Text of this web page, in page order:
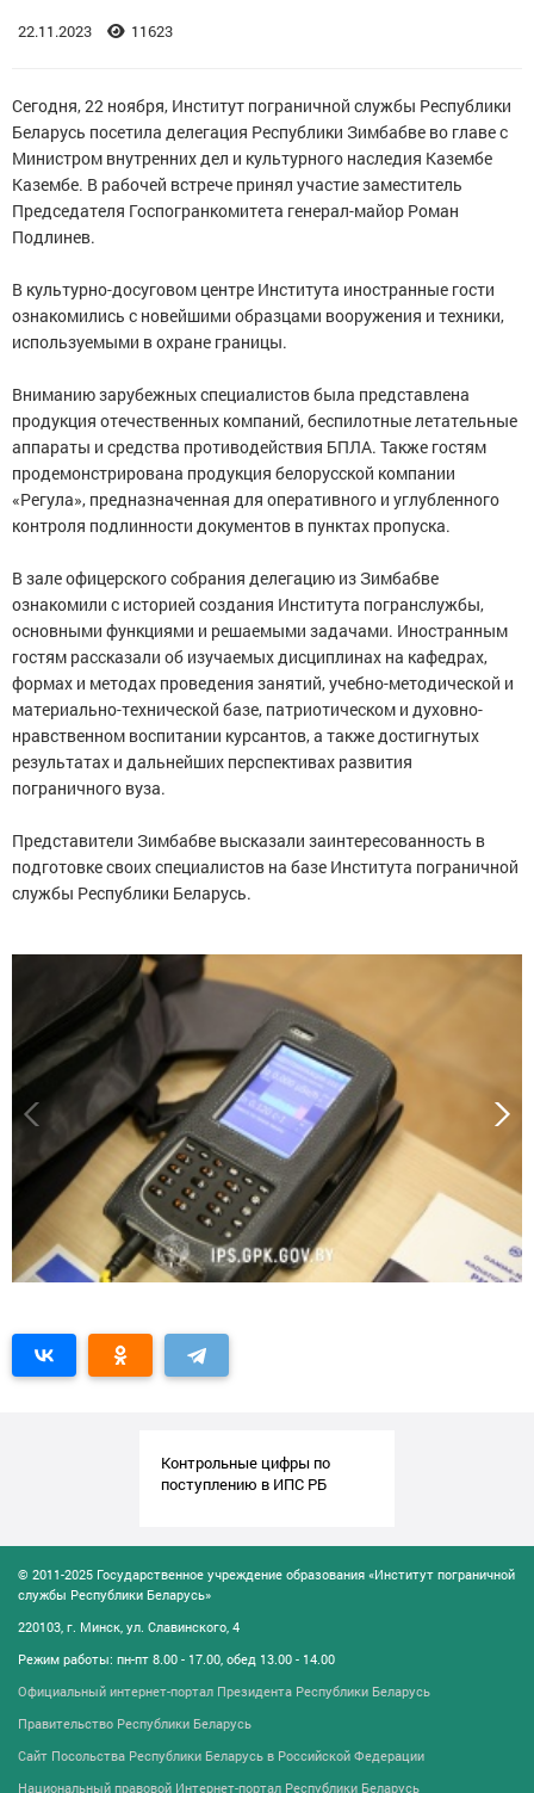
22.11.2023 11623
Сегодня, 22 ноября, Институт пограничной службы Республики
Беларусь посетила делегация Республики Зимбабве во главе с
Министром внутренних дел и культурного наследия Казембе
Казембе. В рабочей встрече принял участие заместитель
Председателя Госпогранкомитета генерал-майор Роман
Подлинев.
В культурно-досуговом центре Института иностранные гости
ознакомились с новейшими образцами вооружения и техники,
используемыми в охране границы.
Вниманию зарубежных специалистов была представлена
продукция отечественных компаний, беспилотные летательные
аппараты и средства противодействия БПЛА. Также гостям
продемонстрирована продукция белорусской компании
«Регула», предназначенная для оперативного и углубленного
контроля подлинности документов в пунктах пропуска.
В зале офицерского собрания делегацию из Зимбабве
ознакомили с историей создания Института погранслужбы,
основными функциями и решаемыми задачами. Иностранным
гостям рассказали об изучаемых дисциплинах на кафедрах,
формах и методах проведения занятий, учебно-методической и
материально-технической базе, патриотическом и духовно-
нравственном воспитании курсантов, а также достигнутых
результатах и дальнейших перспективах развития
пограничного вуза.
Представители Зимбабве высказали заинтересованность в
подготовке своих специалистов на базе Института пограничной
службы Республики Беларусь.
Контрольные цифры по
поступлению в ИПС РБ
© 2011-2025 Государственное учреждение образования «Институт пограничной
службы Республики Беларусь»
220103, г. Минск, ул. Славинского, 4
Режим работы: пн-пт 8.00 - 17.00, обед 13.00 - 14.00
Официальный интернет-портал Президента Республики Беларусь
Правительство Республики Беларусь
Сайт Посольства Республики Беларусь в Российской Федерации
Национальный правовой Интернет-портал Республики Беларусь